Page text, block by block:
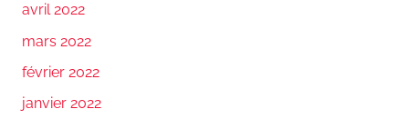
avril 2022
mars 2022
février 2022
janvier 2022